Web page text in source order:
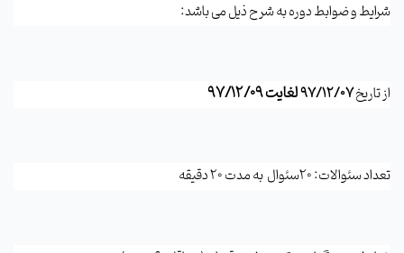
شرایط و ضوابط دوره به شرح ذیل می باشد:
از تاریخ97/12/07 لغایت 97/12/09
تعداد سئوالات: 20سئوال به مدت 20 دقیقه